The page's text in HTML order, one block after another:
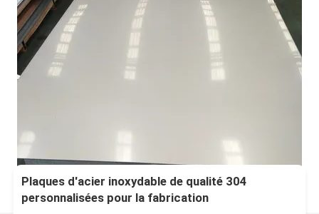
Plaques d'acier inoxydable de qualité 304
personnalisées pour la fabrication